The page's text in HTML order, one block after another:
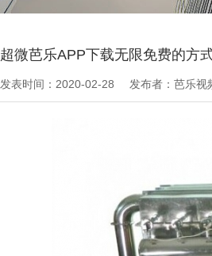
超微芭乐APP下载无限免费的方
发表时间：2020-02-28 发布者：芭